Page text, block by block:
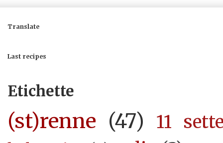
Translate
Last recipes
Etichette
(st)renne (47) 11